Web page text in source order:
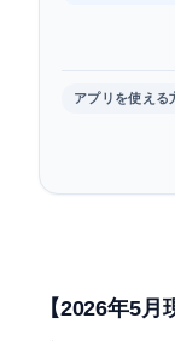
アプリを使える
【2026年5